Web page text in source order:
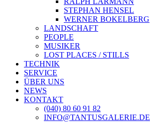
STEPHAN HENSEL
WERNER BOKELBERG
LANDSCHAFT
PEOPLE
MUSIKER
LOST PLACES / STILLS
TECHNIK
SERVICE
ÜBER UNS
NEWS
KONTAKT
(040) 80 60 91 82
INFO@TANTUSGALERIE.DE